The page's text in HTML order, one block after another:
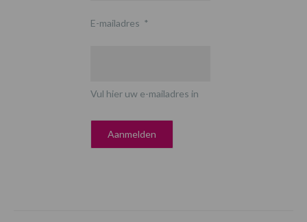
E-mailadres *
Vul hier uw e-mailadres in